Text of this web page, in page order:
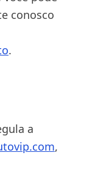
conosco
.
a
,